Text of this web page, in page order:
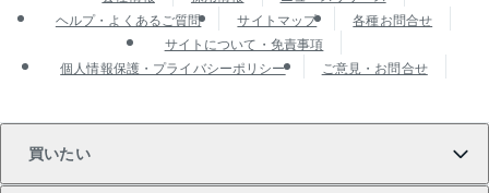
ヘルプ・よくあるご質問
サイトマップ
各種お問合せ
サイトについて・免責事項
個人情報保護・プライバシーポリシー
ご意見・お問合せ
買いたい